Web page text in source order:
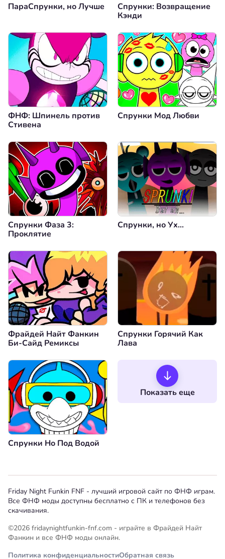
ПараСпрунки, но Лучше
Спрунки: Возвращение
Кэнди
ФНФ: Шпинель против
Стивена
Спрунки Мод Любви
Спрунки Фаза 3:
Проклятие
Спрунки, но Ух...
Фрайдей Найт Фанкин
Би-Сайд Ремиксы
Спрунки Горячий Как
Лава
Спрунки Но Под Водой
Показать еще
Friday Night Funkin FNF - лучший игровой сайт по ФНФ играм.
Все ФНФ моды доступны бесплатно с ПК и телефонов без
скачивания.
©2026 fridaynightfunkin-fnf.com - играйте в Фрайдей Найт
Фанкин и все ФНФ моды онлайн.
Политика конфиденциальностиОбратная связь